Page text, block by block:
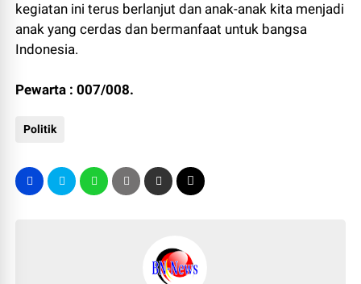
kegiatan ini terus berlanjut dan anak-anak kita menjadi
anak yang cerdas dan bermanfaat untuk bangsa
Indonesia.
Pewarta : 007/008.
Politik